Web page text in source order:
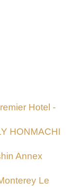
Hotel -
HONMACHI
Annex
Le